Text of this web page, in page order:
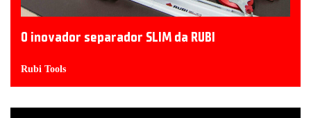
O inovador separador SLIM da RUBI
Rubi Tools